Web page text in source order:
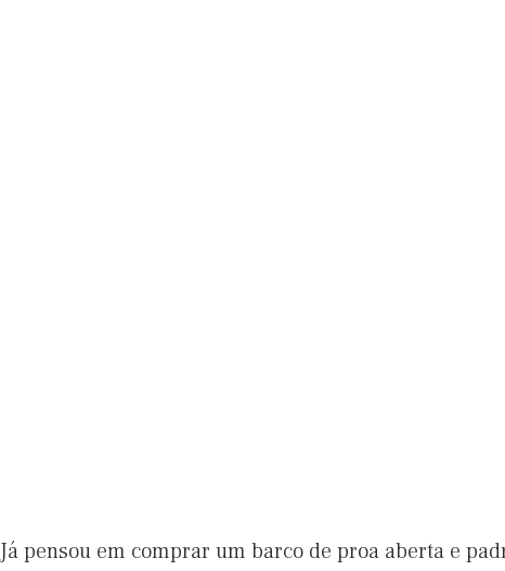
Já pensou em comprar um barco de proa aberta e